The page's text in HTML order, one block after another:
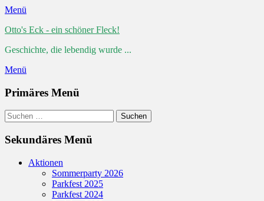
Menü
Otto's Eck - ein schöner Fleck!
Geschichte, die lebendig wurde ...
Menü
Primäres Menü
Zum
Inhalt
springen
Suchen
Suchen
nach:
Sekundäres Menü
Zum
Aktionen
Sommerparty 2026
Parkfest 2025
Parkfest 2024